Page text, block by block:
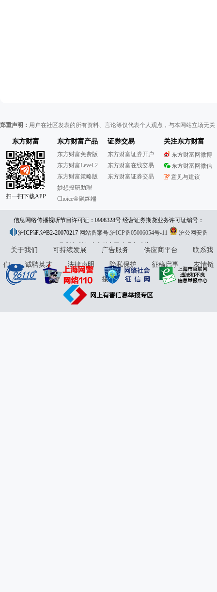
郑重声明： 用户在社区发表的所有资料、言论等仅代表个人观点，与本网站立场无
东方财富
扫一扫下载APP
东方财富产品
东方财富免费版
东方财富Level-2
东方财富策略版
妙想投研助理
Choice金融终端
证券交易
东方财富证券开户
东方财富在线交易
东方财富证券交易
关注东方财富
东方财富网微博
东方财富网微信
意见与建议
信息网络传播视听节目许可证：0908328号 经营证券期货业务许可证编号：
913101046312860336 违法和不良信息举报:021-61278686 举报邮箱：
jubao@eastmoney.com
沪ICP证:沪B2-20070217 网站备案号:沪ICP备05006054号-11
沪公网安备
31010402000120号版权所有:东方财富网意见与建议:4000300059/952500
关于我们 可持续发展 广告服务 供应商平台
联系我
们
诚聘英才 法律声明 隐私保护 征稿启事
友情链
接